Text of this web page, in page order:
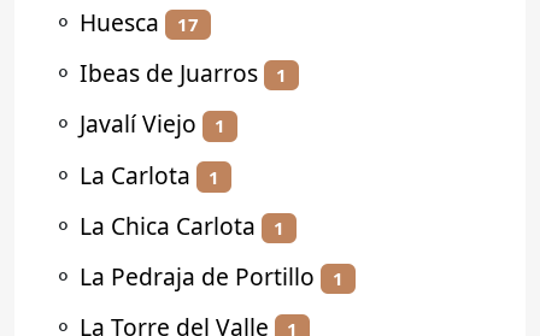
⚬ Huesca 17
⚬ Ibeas de Juarros 1
⚬ Javalí Viejo 1
⚬ La Carlota 1
⚬ La Chica Carlota 1
⚬ La Pedraja de Portillo 1
⚬ La Torre del Valle 1